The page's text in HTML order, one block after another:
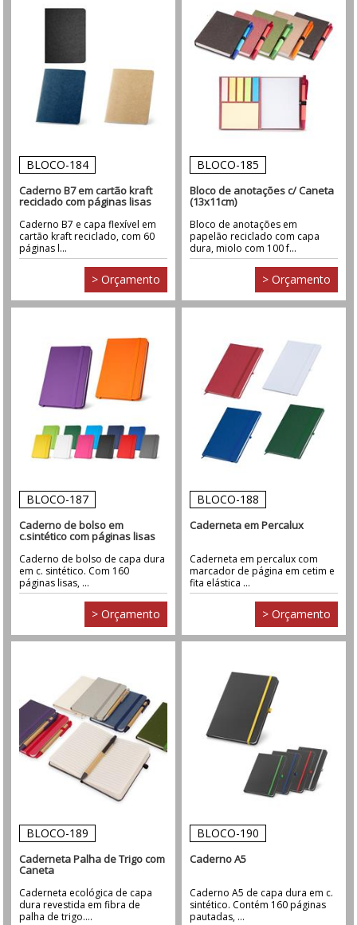
BLOCO-184
Caderno B7 em cartão kraft
reciclado com páginas lisas
Caderno B7 e capa flexível em
cartão kraft reciclado, com 60
páginas l...
> Orçamento
BLOCO-185
Bloco de anotações c/ Caneta
(13x11cm)
Bloco de anotações em
papelão reciclado com capa
dura, miolo com 100 f...
> Orçamento
BLOCO-187
Caderno de bolso em
c.sintético com páginas lisas
Caderno de bolso de capa dura
em c. sintético. Com 160
páginas lisas, ...
> Orçamento
BLOCO-188
Caderneta em Percalux
Caderneta em percalux com
marcador de página em cetim e
fita elástica ...
> Orçamento
BLOCO-189
Caderneta Palha de Trigo com
Caneta
Caderneta ecológica de capa
dura revestida em fibra de
palha de trigo....
BLOCO-190
Caderno A5
Caderno A5 de capa dura em c.
sintético. Contém 160 páginas
pautadas, ...